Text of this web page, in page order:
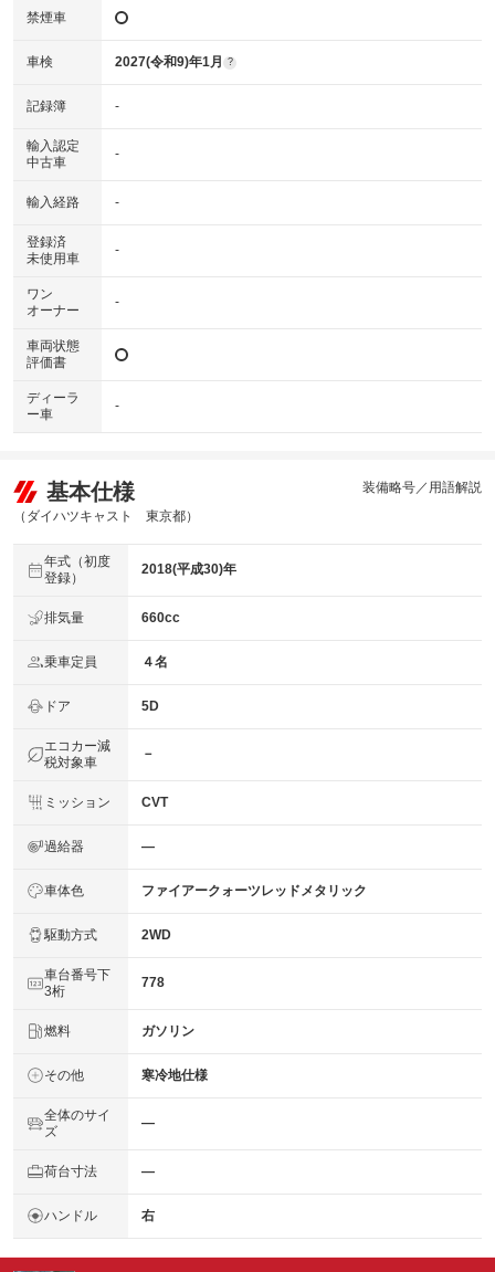
禁煙車
車検 2027(令和9)年1月 ?
記録簿 -
輸入認定
中古車
-
輸入経路 -
登録済
未使用車
-
ワン
オーナー
-
車両状態
評価書
ディーラ
ー車
-
基本仕様
（ダイハツキャスト 東京都）
装備略号／用語解説
年式（初度
登録）
2018(平成30)年
排気量 660cc
乗車定員 ４名
ドア 5D
エコカー減
税対象車
－
ミッション CVT
過給器 ―
車体色 ファイアークォーツレッドメタリック
駆動方式 2WD
車台番号下
3桁
778
燃料 ガソリン
その他 寒冷地仕様
全体のサイ
ズ
―
荷台寸法 ―
ハンドル 右